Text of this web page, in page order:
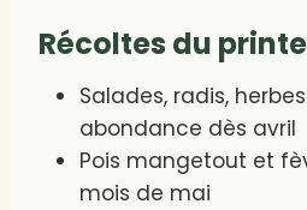
Récoltes du
Salades, radis,
abondance dès avril
Pois mangetout et
mois de mai